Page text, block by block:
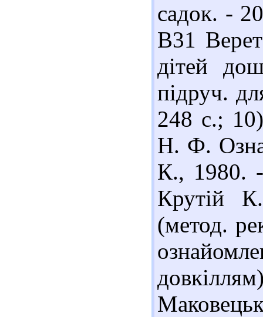
садок. -
В31
дітей
підруч.
248 с.;
Н. Ф.
К., 1980.
Крутій
(метод.